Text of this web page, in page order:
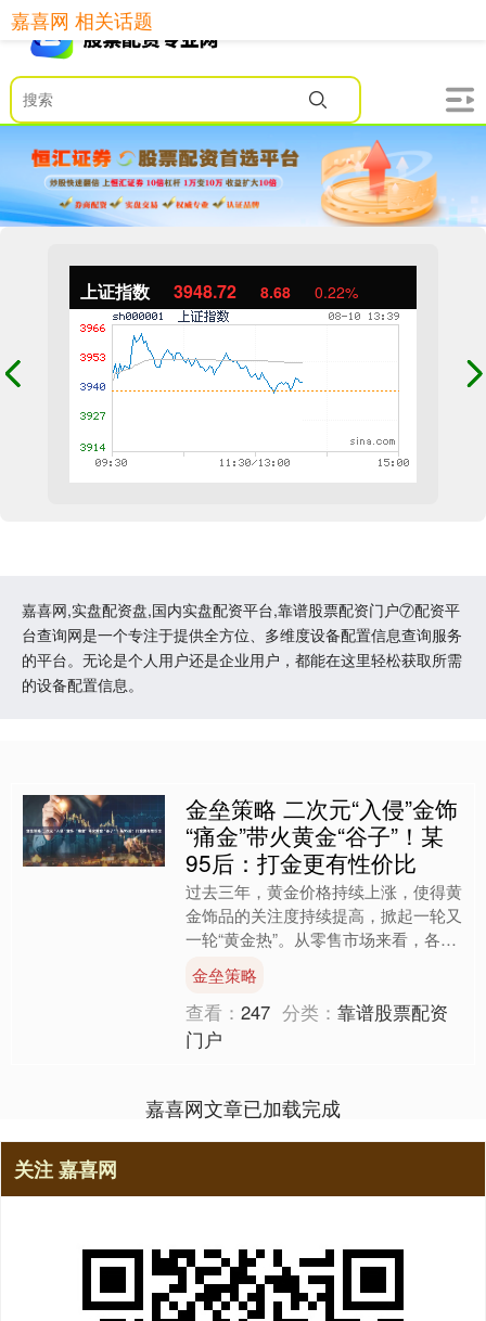
上证指数 3948.72 8.68 0.22%
嘉喜网,实盘配资盘,国内实盘配资平台,靠谱股票配资门户⑦配资平
台查询网是一个专注于提供全方位、多维度设备配置信息查询服务
的平台。无论是个人用户还是企业用户，都能在这里轻松获取所需
的设备配置信息。
嘉喜网 相关话题
金垒策略 二次元“入侵”金饰
“痛金”带火黄金“谷子”！某
95后：打金更有性价比
过去三年，黄金价格持续上涨，使得黄
金饰品的关注度持续提高，掀起一轮又
一轮“黄金热”。从零售市场来看，各大
金饰品牌足金饰品价格大多已经突破每
克1000元，“高攀不....
金垒策略
查看：247 分类：靠谱股票配资
门户
嘉喜网文章已加载完成
关注 嘉喜网